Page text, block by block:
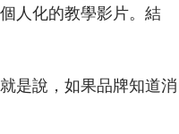
人化的教學影片。結
是說，如果品牌知道消